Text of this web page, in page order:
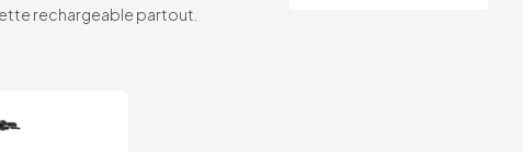
rechargeable partout.